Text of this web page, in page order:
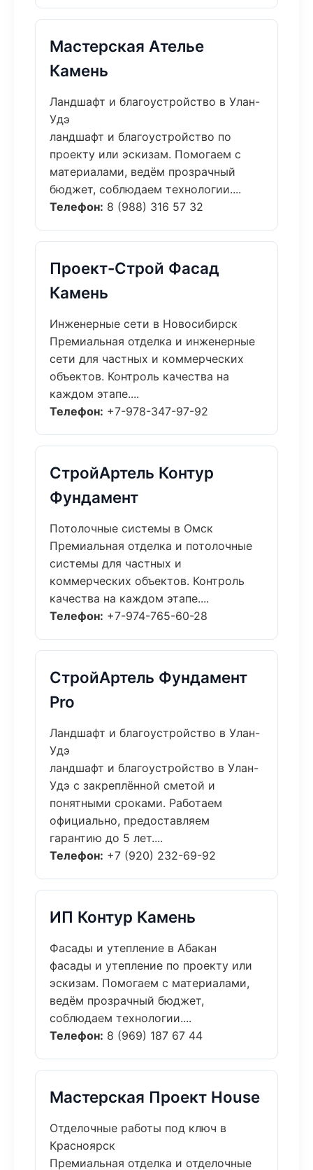
Мастерская Ателье
Камень
Ландшафт и благоустройство в Улан-
Удэ
ландшафт и благоустройство по
проекту или эскизам. Помогаем с
материалами, ведём прозрачный
бюджет, соблюдаем технологии....
Телефон: 8 (988) 316 57 32
Проект-Строй Фасад
Камень
Инженерные сети в Новосибирск
Премиальная отделка и инженерные
сети для частных и коммерческих
объектов. Контроль качества на
каждом этапе....
Телефон: +7-978-347-97-92
СтройАртель Контур
Фундамент
Потолочные системы в Омск
Премиальная отделка и потолочные
системы для частных и
коммерческих объектов. Контроль
качества на каждом этапе....
Телефон: +7-974-765-60-28
СтройАртель Фундамент
Pro
Ландшафт и благоустройство в Улан-
Удэ
ландшафт и благоустройство в Улан-
Удэ с закреплённой сметой и
понятными сроками. Работаем
официально, предоставляем
гарантию до 5 лет....
Телефон: +7 (920) 232-69-92
ИП Контур Камень
Фасады и утепление в Абакан
фасады и утепление по проекту или
эскизам. Помогаем с материалами,
ведём прозрачный бюджет,
соблюдаем технологии....
Телефон: 8 (969) 187 67 44
Мастерская Проект House
Отделочные работы под ключ в
Красноярск
Премиальная отделка и отделочные